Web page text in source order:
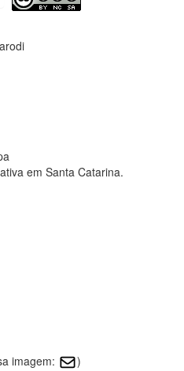
em Santa Catarina.
imagem:
)